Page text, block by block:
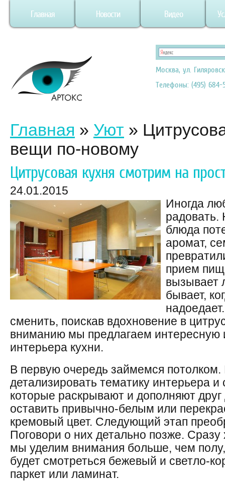
Главная Новости Видео
Москва, ул.
Телефоны: (495) 684-
Главная » Уют »
вещи по-новому
Цитрусовая кухня смотрим на
24.01.2015
Иногда
радовать.
блюда
аромат,
прием
вызывает
бывает,
сменить, поискав вдохновение в
вниманию мы предлагаем
интерьера кухни.
В первую очередь займемся
детализировать тематику интерьера и
которые раскрывают и дополняют
оставить привычно-белым или
кремовый цвет. Следующий этап
Поговори о них детально позже. Сразу
мы уделим внимания больше, чем
будет смотреться бежевый и светло-
паркет или ламинат.